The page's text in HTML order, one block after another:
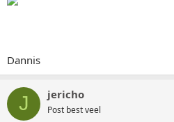
Dannis
J jericho
Post best veel